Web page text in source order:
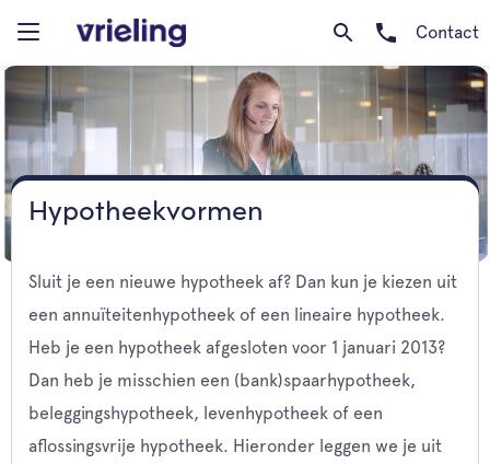
Contact
Hypotheekvormen
Sluit je een nieuwe hypotheek af? Dan kun je kiezen uit
een annuïteitenhypotheek of een lineaire hypotheek.
Heb je een hypotheek afgesloten voor 1 januari 2013?
Dan heb je misschien een (bank)spaarhypotheek,
beleggingshypotheek, levenhypotheek of een
aflossingsvrije hypotheek. Hieronder leggen we je uit